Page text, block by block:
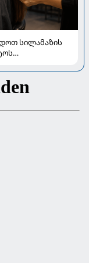
სილამაზის